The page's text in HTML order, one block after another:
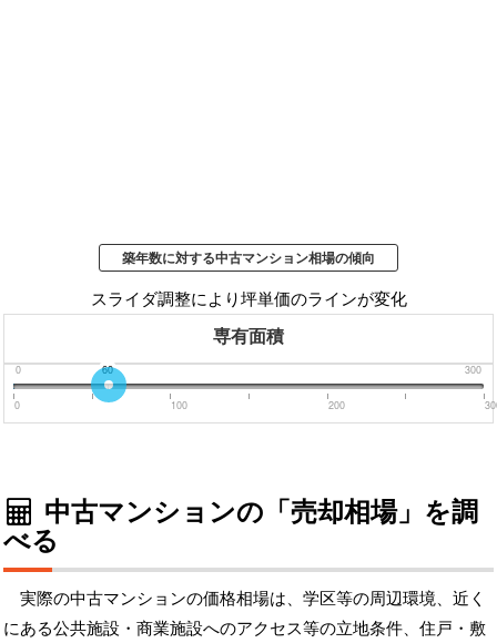
築年数に対する中古マンション相場の傾向
スライダ調整により坪単価のラインが変化
専有面積
0 300
60
0 100 200
中古マンションの「売却相場」を調
べる
実際の中古マンションの価格相場は、学区等の周辺環境、近く
にある公共施設・商業施設へのアクセス等の立地条件、住戸・敷